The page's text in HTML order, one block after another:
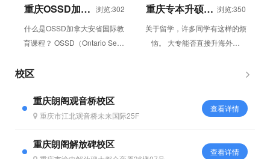
重庆OSSD加拿
课程
浏览:302
什么是OSSD加拿大安省国际教
育课程？ OSSD（Ontario Seco
重庆专本升硕飞 浏览:350
关于留学，许多同学有这样的烦
恼。 大专能否直接升海外硕
校区
重庆朗阁观音桥校区
重庆市江北观音桥未来国际25F
查看详情
重庆朗阁解放碑校区
查看详情